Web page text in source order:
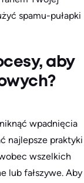
spamu-pułapki
aby
wpadnięcia
najlepsze praktyki
wszelkich
lub fałszywe. Aby